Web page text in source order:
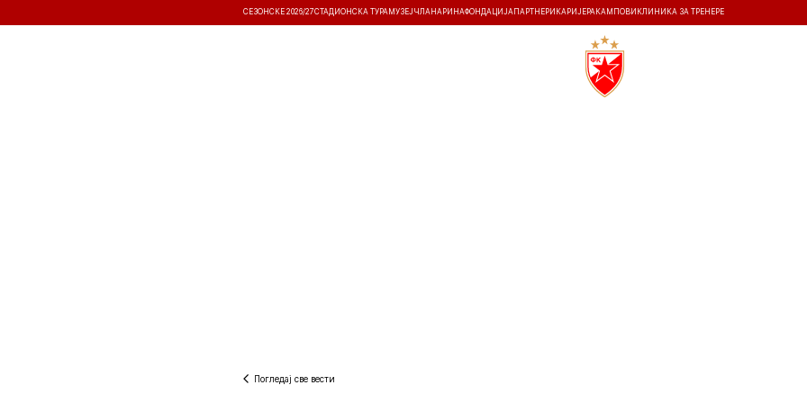
СЕЗОНСКЕ 2026/27СТАДИОНСКА ТУРА МУЗЕЈ ЧЛАНАРИНАФОНДАЦИЈА ПАРТНЕРИ КАРИЈЕРА КАМПОВИ КЛИНИКА ЗА ТРЕНЕРЕ
Погледај све вести